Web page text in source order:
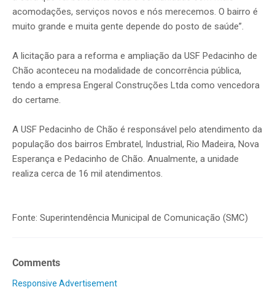
acomodações, serviços novos e nós merecemos. O bairro é
muito grande e muita gente depende do posto de saúde”.
A licitação para a reforma e ampliação da USF Pedacinho de
Chão aconteceu na modalidade de concorrência pública,
tendo a empresa Engeral Construções Ltda como vencedora
do certame.
A USF Pedacinho de Chão é responsável pelo atendimento da
população dos bairros Embratel, Industrial, Rio Madeira, Nova
Esperança e Pedacinho de Chão. Anualmente, a unidade
realiza cerca de 16 mil atendimentos.
Fonte: Superintendência Municipal de Comunicação (SMC)
Comments
Responsive Advertisement